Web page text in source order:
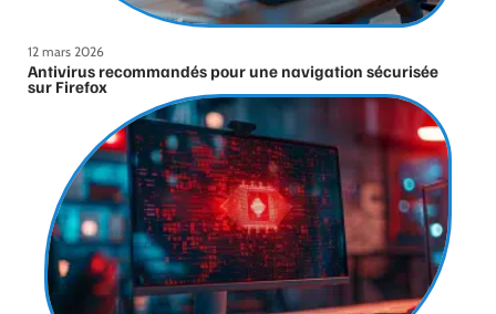
12 mars 2026
Antivirus recommandés pour une navigation sécurisée
sur Firefox